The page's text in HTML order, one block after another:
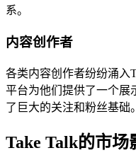
系。
内容创作者
各类内容创作者纷纷涌入
平台为他们提供了一个展
了巨大的关注和粉丝基础。
Take Talk的市场